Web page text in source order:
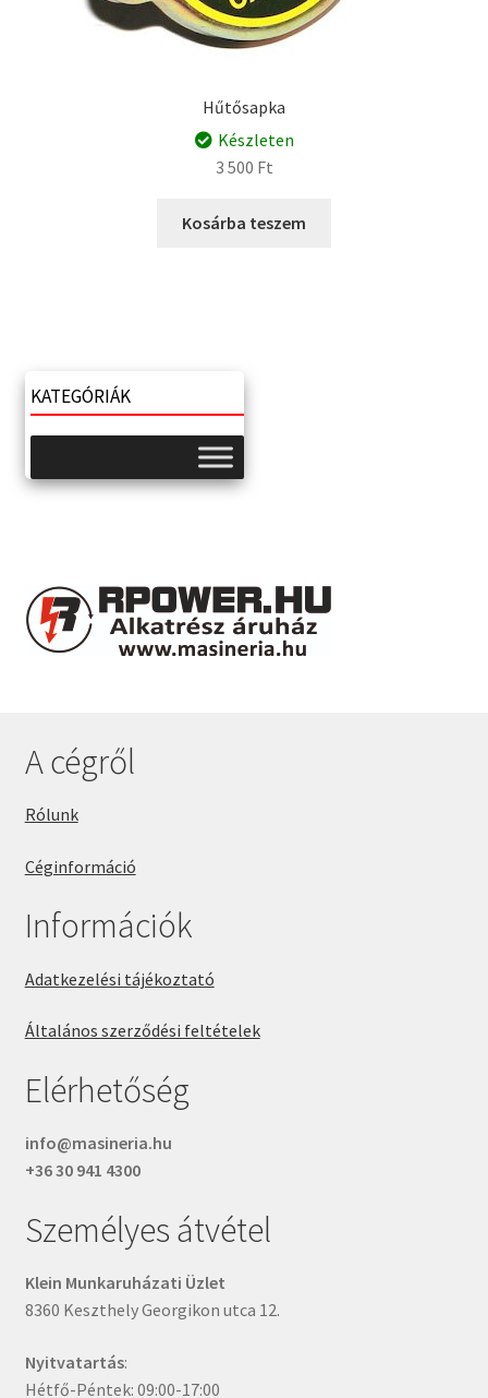
Hűtősapka
Készleten
3 500 Ft
Kosárba teszem
KATEGÓRIÁK
A cégről
Rólunk
Céginformáció
Információk
Adatkezelési tájékoztató
Általános szerződési feltételek
Elérhetőség
info@masineria.hu
+36 30 941 4300
Személyes átvétel
Klein Munkaruházati Üzlet
8360 Keszthely Georgikon utca 12.
Nyitvatartás:
Hétfő-Péntek: 09:00-17:00